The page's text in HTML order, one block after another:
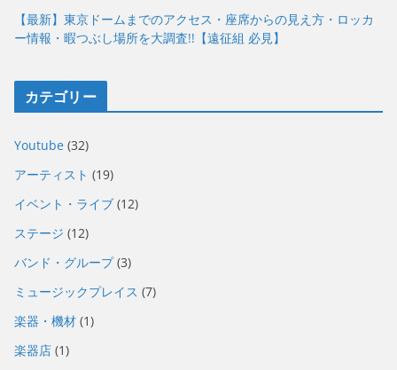
【最新】東京ドームまでのアクセス・座席からの見え方・ロッカ
ー情報・暇つぶし場所を大調査!!【遠征組 必見】
カテゴリー
Youtube (32)
アーティスト (19)
イベント・ライブ (12)
ステージ (12)
バンド・グループ(3)
ミュージックプレイス (7)
楽器・機材 (1)
楽器店 (1)